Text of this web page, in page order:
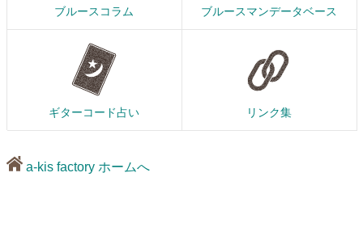
ブルースコラム ブルースマンデータベース
ギターコード占い リンク集
a-kis factory ホームへ